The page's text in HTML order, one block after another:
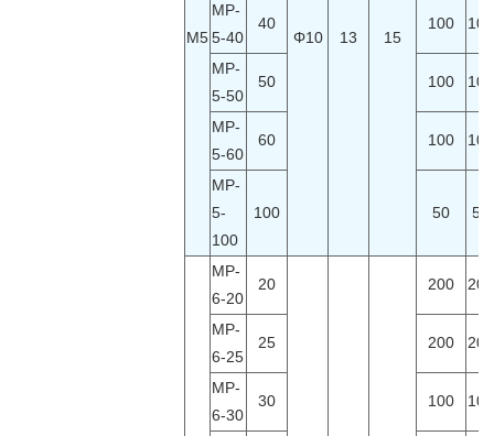
M5 Φ10 13 15
MP-
5-40
40 100 100
MP-
5-50
50 100 100
MP-
5-60
60 100 100
MP-
5-
100
100 50 50
MP-
6-20
20 200 200
MP-
6-25
25 200 200
MP-
6-30
30 100 100